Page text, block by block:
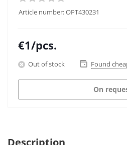
Article number:OPT430231
€1/pcs.
Out of stock Found
On
Description